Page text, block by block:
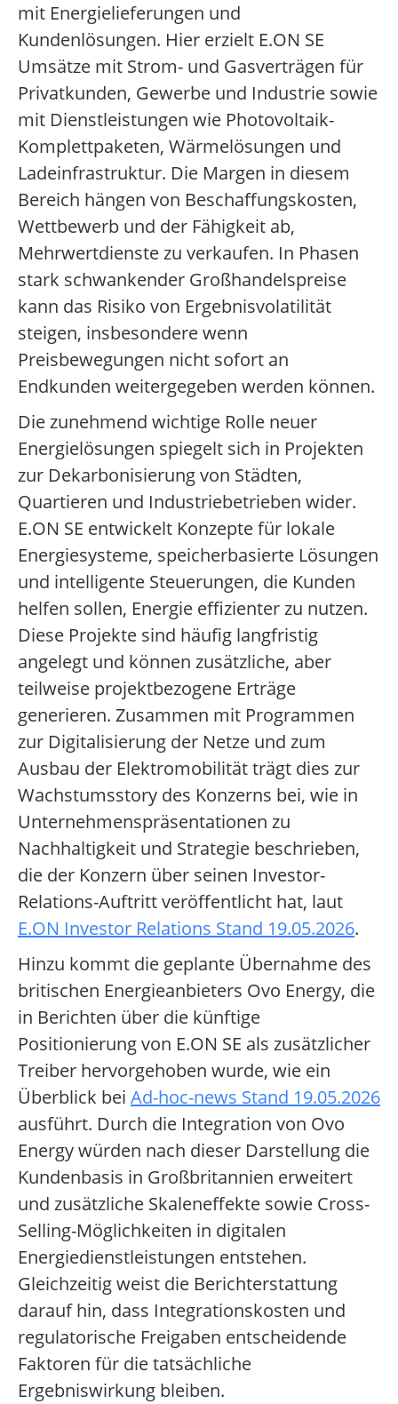
mit Energielieferungen und
Kundenlösungen. Hier erzielt E.ON SE
Umsätze mit Strom- und Gasverträgen für
Privatkunden, Gewerbe und Industrie sowie
mit Dienstleistungen wie Photovoltaik-
Komplettpaketen, Wärmelösungen und
Ladeinfrastruktur. Die Margen in diesem
Bereich hängen von Beschaffungskosten,
Wettbewerb und der Fähigkeit ab,
Mehrwertdienste zu verkaufen. In Phasen
stark schwankender Großhandelspreise
kann das Risiko von Ergebnisvolatilität
steigen, insbesondere wenn
Preisbewegungen nicht sofort an
Endkunden weitergegeben werden können.
Die zunehmend wichtige Rolle neuer
Energielösungen spiegelt sich in Projekten
zur Dekarbonisierung von Städten,
Quartieren und Industriebetrieben wider.
E.ON SE entwickelt Konzepte für lokale
Energiesysteme, speicherbasierte Lösungen
und intelligente Steuerungen, die Kunden
helfen sollen, Energie effizienter zu nutzen.
Diese Projekte sind häufig langfristig
angelegt und können zusätzliche, aber
teilweise projektbezogene Erträge
generieren. Zusammen mit Programmen
zur Digitalisierung der Netze und zum
Ausbau der Elektromobilität trägt dies zur
Wachstumsstory des Konzerns bei, wie in
Unternehmenspräsentationen zu
Nachhaltigkeit und Strategie beschrieben,
die der Konzern über seinen Investor-
Relations-Auftritt veröffentlicht hat, laut
E.ON Investor Relations Stand 19.05.2026.
Hinzu kommt die geplante Übernahme des
britischen Energieanbieters Ovo Energy, die
in Berichten über die künftige
Positionierung von E.ON SE als zusätzlicher
Treiber hervorgehoben wurde, wie ein
Überblick bei Ad-hoc-news Stand 19.05.2026
ausführt. Durch die Integration von Ovo
Energy würden nach dieser Darstellung die
Kundenbasis in Großbritannien erweitert
und zusätzliche Skaleneffekte sowie Cross-
Selling-Möglichkeiten in digitalen
Energiedienstleistungen entstehen.
Gleichzeitig weist die Berichterstattung
darauf hin, dass Integrationskosten und
regulatorische Freigaben entscheidende
Faktoren für die tatsächliche
Ergebniswirkung bleiben.